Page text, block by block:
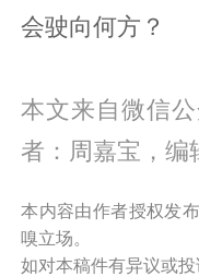
会驶向何方？
本文来自微信公
者：周嘉宝，编
本内容由作者授权发
嗅立场。
如对本稿件有异议或